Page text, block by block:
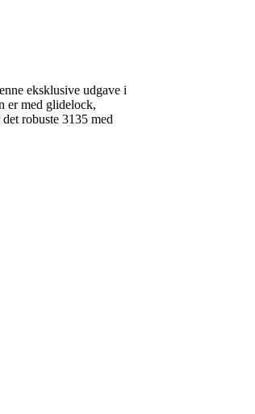
eksklusive udgave i
er med glidelock,
robuste 3135 med